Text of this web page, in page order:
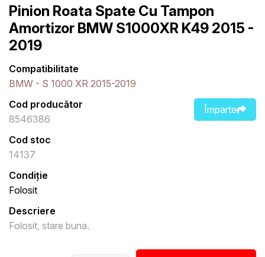
Pinion Roata Spate Cu Tampon
Amortizor BMW S1000XR K49 2015 -
2019
Compatibilitate
BMW - S 1000 XR 2015-2019
Împarte
Cod producător
8546386
Cod stoc
14137
Condiție
Folosit
Descriere
Folosit, stare buna.